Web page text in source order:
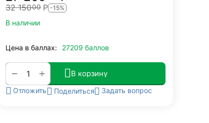
32 15000 Р -15%
В наличии
Цена в баллах: 27209 баллов
+
− В корзину
Отложить Поделиться Задать вопрос